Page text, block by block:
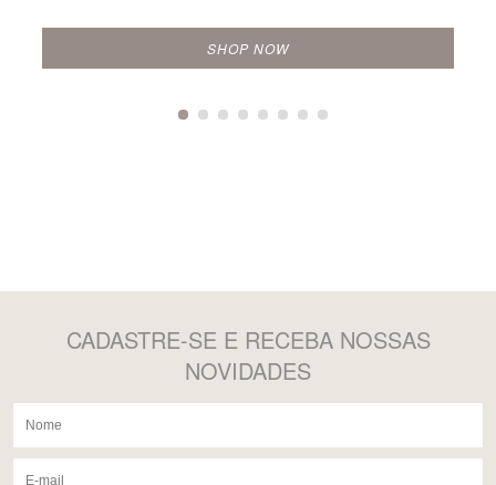
SHOP NOW
CADASTRE-SE E RECEBA NOSSAS
NOVIDADES